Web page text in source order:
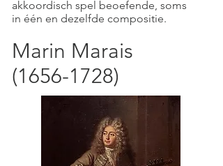
akkoordisch spel beoefende, soms
in één en dezelfde compositie.
Marin Marais
(1656-1728)